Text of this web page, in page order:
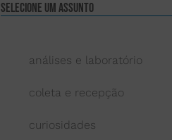
Selecione um assunto
análises e laboratório
coleta e recepção
curiosidades